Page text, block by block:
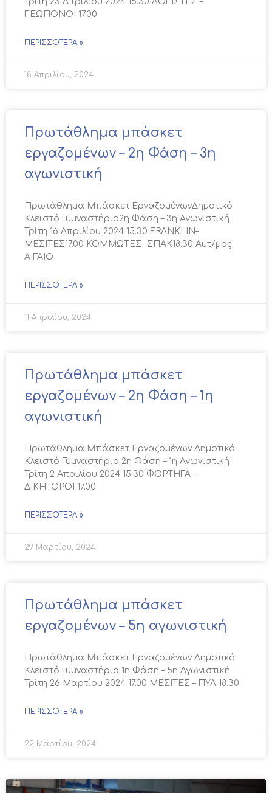
ΓΕΩΠΟΝΟΙ 17.00
ΠΕΡΙΣΣΌΤΕΡΑ »
18 Απριλίου, 2024
Πρωτάθλημα μπάσκετ
εργαζομένων – 2η Φάση – 3η
αγωνιστική
Πρωτάθλημα Μπάσκετ ΕργαζομένωνΔημοτικό
Κλειστό Γυμναστήριο2η Φάση – 3η Αγωνιστική
Τρίτη 16 Απριλίου 2024 15.30 FRANKLIN–
ΜΕΣΙΤΕΣ17.00 ΚΟΜΜΩΤΕΣ– ΣΠΑΚ18.30 Αυτ/μος
ΑΙΓΑΙΟ
ΠΕΡΙΣΣΌΤΕΡΑ »
11 Απριλίου, 2024
Πρωτάθλημα μπάσκετ
εργαζομένων – 2η Φάση – 1η
αγωνιστική
Πρωτάθλημα Μπάσκετ Εργαζομένων Δημοτικό
Κλειστό Γυμναστήριο 2η Φάση – 1η Αγωνιστική
Τρίτη 2 Απριλίου 2024 15.30 ΦΟΡΤΗΓΑ –
ΔΙΚΗΓΟΡΟΙ 17.00
ΠΕΡΙΣΣΌΤΕΡΑ »
29 Μαρτίου, 2024
Πρωτάθλημα μπάσκετ
εργαζομένων – 5η αγωνιστική
Πρωτάθλημα Μπάσκετ Εργαζομένων Δημοτικό
Κλειστό Γυμναστήριο 1η Φάση – 5η Αγωνιστική
Τρίτη 26 Μαρτίου 2024 17.00 ΜΕΣΙΤΕΣ – ΠΥΛ 18.30
ΠΕΡΙΣΣΌΤΕΡΑ »
22 Μαρτίου, 2024